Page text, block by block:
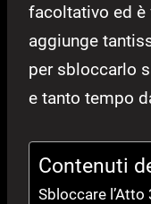
facoltativo ed è
aggiunge
per sbloccarlo
e tanto tempo
Contenuti
Sbloccare